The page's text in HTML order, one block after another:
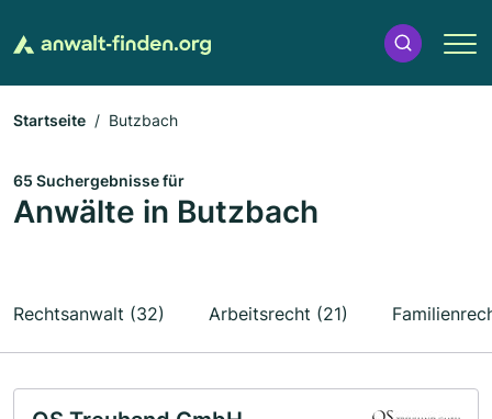
Startseite Butzbach
65 Suchergebnisse für
Anwälte in Butzbach
Rechtsanwalt (32) Arbeitsrecht (21)